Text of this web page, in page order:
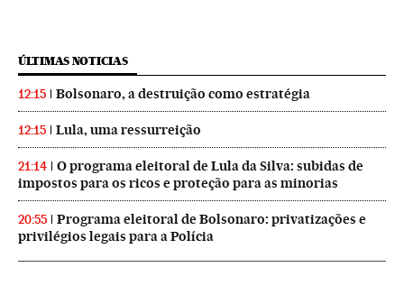
ÚLTIMAS NOTICIAS
12:15 Bolsonaro, a destruição como estratégia
12:15 Lula, uma ressurreição
21:14
O programa eleitoral de Lula da Silva: subidas de
impostos para os ricos e proteção para as minorias
20:55
Programa eleitoral de Bolsonaro: privatizações e
privilégios legais para a Polícia